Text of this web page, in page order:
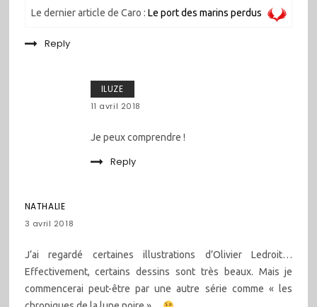
Le dernier article de Caro : Le port des marins perdus
Reply
ILUZE
11 avril 2018
Je peux comprendre !
Reply
NATHALIE
3 avril 2018
J’ai regardé certaines illustrations d’Olivier Ledroit…
Effectivement, certains dessins sont très beaux. Mais je
commencerai peut-être par une autre série comme « les